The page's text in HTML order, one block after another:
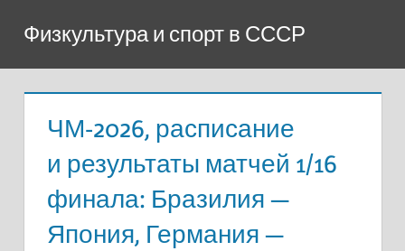
содержимому
Физкультура и спорт в СССР
ЧМ-2026, расписание
и результаты матчей 1/16
финала: Бразилия —
Япония, Германия —